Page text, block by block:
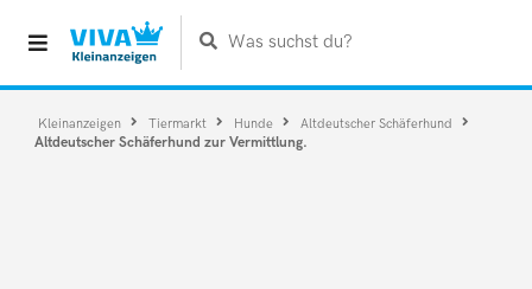
Was suchst du?
Kleinanzeigen Tiermarkt Hunde Altdeutscher Schäferhund
Altdeutscher Schäferhund zur Vermittlung.